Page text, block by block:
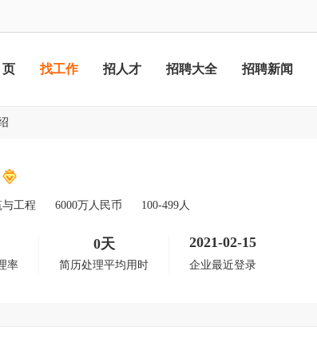
页 找工作 招人才 招聘大全 招聘新闻
工程 6000万人民币 100-499人
率
0天
简历处理平均用时
2021-02-15
企业最近登录